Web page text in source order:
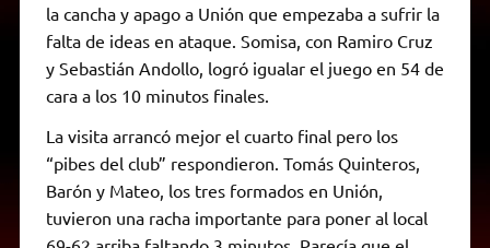
la cancha y apago a Unión que empezaba a sufrir la
falta de ideas en ataque. Somisa, con Ramiro Cruz
y Sebastián Andollo, logró igualar el juego en 54 de
cara a los 10 minutos finales.
La visita arrancó mejor el cuarto final pero los
“pibes del club” respondieron. Tomás Quinteros,
Barón y Mateo, los tres formados en Unión,
tuvieron una racha importante para poner al local